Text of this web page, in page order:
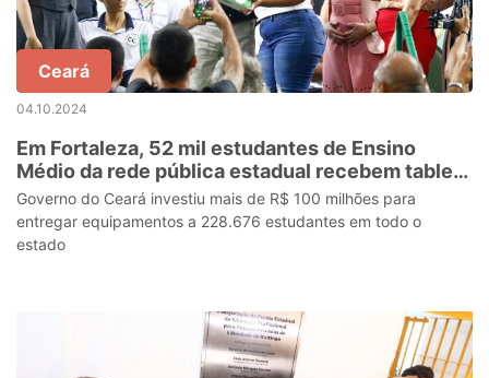
Ceará
04.10.2024
Em Fortaleza, 52 mil estudantes de Ensino
Médio da rede pública estadual recebem tablets
com conectividade
Governo do Ceará investiu mais de R$ 100 milhões para
entregar equipamentos a 228.676 estudantes em todo o
estado